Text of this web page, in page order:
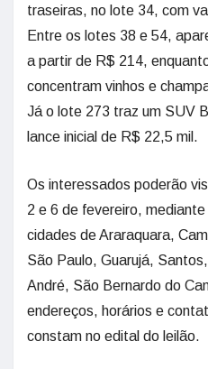
traseiras, no lote 34, com
Entre os lotes 38 e 54,
a partir de R$ 214,
concentram vinhos e
Já o lote 273 traz um SUV
lance inicial de R$ 22,5 mil.
Os interessados poderão
2 e 6 de fevereiro,
cidades de Araraquara,
São Paulo, Guarujá,
André, São Bernardo do
endereços, horários e
constam no edital do leilão.